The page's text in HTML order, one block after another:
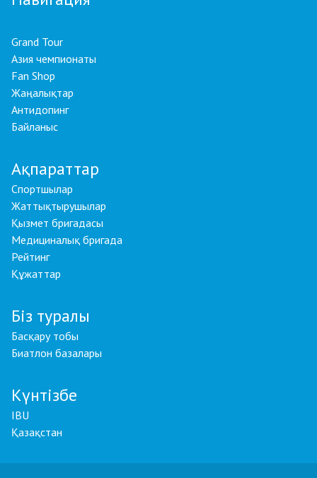
Grand Tour
Азия чемпионаты
Fan Shop
Жаңалықтар
Антидопинг
Байланыс
Ақпараттар
Спортшылар
Жаттықтырушылар
Қызмет бригадасы
Медициналық бригада
Рейтинг
Құжаттар
Біз туралы
Басқару тобы
Биатлон базалары
Күнтізбе
IBU
Қазақстан